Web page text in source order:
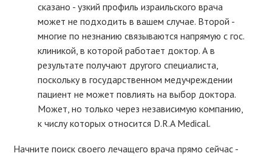
сказано - узкий профиль израильского врача
может не подходить в вашем случае. Второй -
многие по незнанию связываются напрямую с гос.
клиникой, в которой работает доктор. А в
результате получают другого специалиста,
поскольку в государственном медучреждении
пациент не может повлиять на выбор доктора.
Может, но только через независимую компанию,
к числу которых относится D.R.A Medical.
Начните поиск своего лечащего врача прямо сейчас -